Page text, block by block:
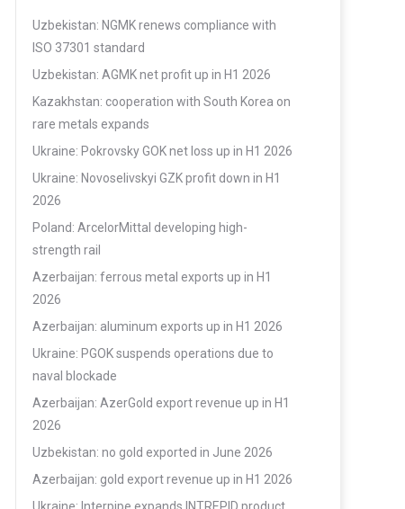
Uzbekistan: NGMK renews compliance with
ISO 37301 standard
Uzbekistan: AGMK net profit up in H1 2026
Kazakhstan: cooperation with South Korea on
rare metals expands
Ukraine: Pokrovsky GOK net loss up in H1 2026
Ukraine: Novoselivskyi GZK profit down in H1
2026
Poland: ArcelorMittal developing high-
strength rail
Azerbaijan: ferrous metal exports up in H1
2026
Azerbaijan: aluminum exports up in H1 2026
Ukraine: PGOK suspends operations due to
naval blockade
Azerbaijan: AzerGold export revenue up in H1
2026
Uzbekistan: no gold exported in June 2026
Azerbaijan: gold export revenue up in H1 2026